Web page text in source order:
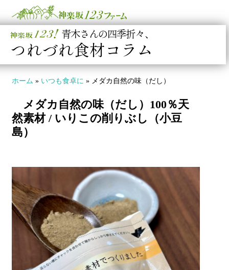
青木さんの四季折々、
つれづれ食材コラム
ホーム » いつも食卓に » メダカ自然の味（だし）
メダカ自然の味（だし）100％天
然素材 / いりこの削りぶし（小豆
島）